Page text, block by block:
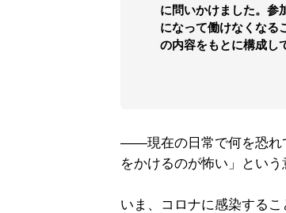
に問いかけました。参
になって働けなくなる
の内容をもとに構成し
――現在の日常で何を恐れ
をかけるのが怖い」とい
いま、コロナに感染するこ